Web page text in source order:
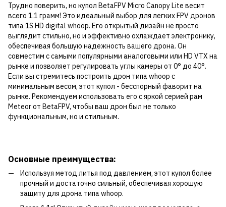
Трудно поверить, но купол BetaFPV Micro Canopy Lite весит
всего 1.1 грамм! Это идеальный выбор для легких FPV дронов
типа 1S HD digital whoop. Его открытый дизайн не просто
выглядит стильно, но и эффективно охлаждает электронику,
обеспечивая большую надежность вашего дрона. Он
совместим с самыми популярными аналоговыми или HD VTX на
рынке и позволяет регулировать углы камеры от 0° до 40°.
Если вы стремитесь построить дрон типа whoop с
минимальным весом, этот купол - бесспорный фаворит на
рынке. Рекомендуем использовать его с яркой серией рам
Meteor от BetaFPV, чтобы ваш дрон был не только
функциональным, но и стильным.
Основные преимущества:
Используя метод литья под давлением, этот купол более
прочный и достаточно сильный, обеспечивая хорошую
защиту для дрона типа whoop.